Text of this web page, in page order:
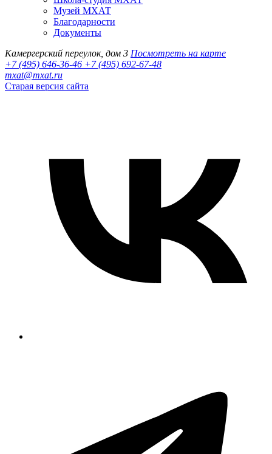
Музей МХАТ
Благодарности
Документы
Камергерский переулок, дом 3 Посмотреть на карте
+7 (495) 646-36-46 +7 (495) 692-67-48‬
mxat@mxat.ru
Старая версия сайта